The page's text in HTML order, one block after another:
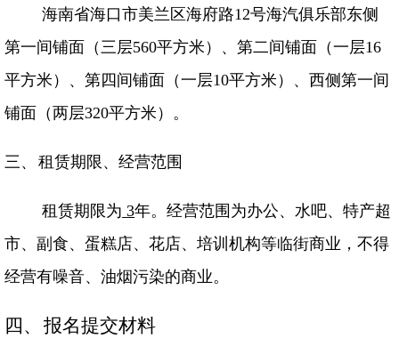
海旅
海汽
海汽
海南省海口市美兰区海府路12号海汽俱乐部东侧
第一间铺面（三层560平方米）、第二间铺面（一层16
平方米）、第四间铺面（一层10平方米）、西侧第一间
铺面（两层320平方米）。
三、 租赁期限、经营范围
租赁期限为 3年。经营范围为办公、水吧、特产超
市、副食、蛋糕店、花店、培训机构等临街商业，不得
经营有噪音、油烟污染的商业。
四、 报名提交材料